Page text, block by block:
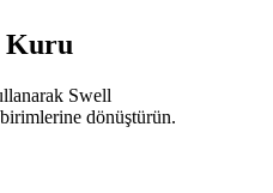
Kuru
Swell
dönüştürün.